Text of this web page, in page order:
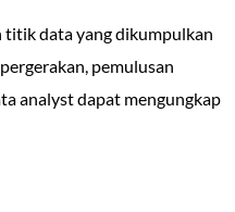
titik data yang dikumpulkan
pemulusan
analyst dapat mengungkap